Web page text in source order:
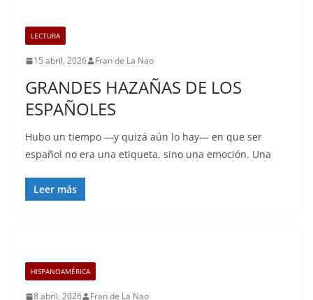
LECTURA
15 abril, 2026 Fran de La Nao
GRANDES HAZAÑAS DE LOS
ESPAÑOLES
Hubo un tiempo —y quizá aún lo hay— en que ser
español no era una etiqueta, sino una emoción. Una
Leer más
HISPANOAMÉRICA
8 abril, 2026 Fran de La Nao